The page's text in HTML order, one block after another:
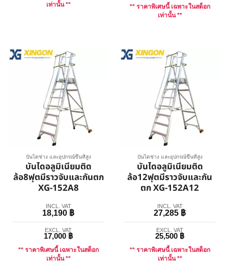
เท่านั้น **
** ราคาพิเศษนี้ เฉพาะในสต็อก
เท่านั้น **
บันไดช่าง และอุปกรณ์ขึ้นที่สูง
บันไดอลูมิเนียมติด
ล้อ8ฟุตมีราวจับและกันตก
XG-152A8
INCL. VAT
18,190 ฿
EXCL. VAT
17,000 ฿
** ราคาพิเศษนี้ เฉพาะในสต็อก
เท่านั้น **
บันไดช่าง และอุปกรณ์ขึ้นที่สูง
บันไดอลูมิเนียมติด
ล้อ12ฟุตมีราวจับและกัน
ตก XG-152A12
INCL. VAT
27,285 ฿
EXCL. VAT
25,500 ฿
** ราคาพิเศษนี้ เฉพาะในสต็อก
เท่านั้น **